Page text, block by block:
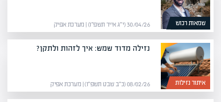
שמאות רכוש 30/04/26 (י״ג אייר תשפ״ו) | מערכת אפיק
איתור נזילות
נזילה מדוד שמש: איך לזהות ולתקן?
08/02/26 (כ״ב שבט תשפ״ו) | מערכת אפיק